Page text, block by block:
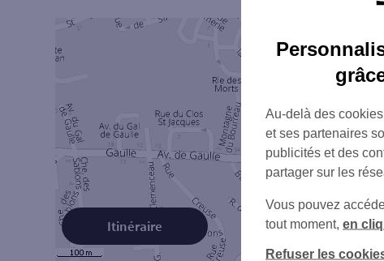
Itinéraire
Au-delà des
et ses partenaires
publicités et des
partager sur les
Vous pouvez
tout moment, en
Refuser les